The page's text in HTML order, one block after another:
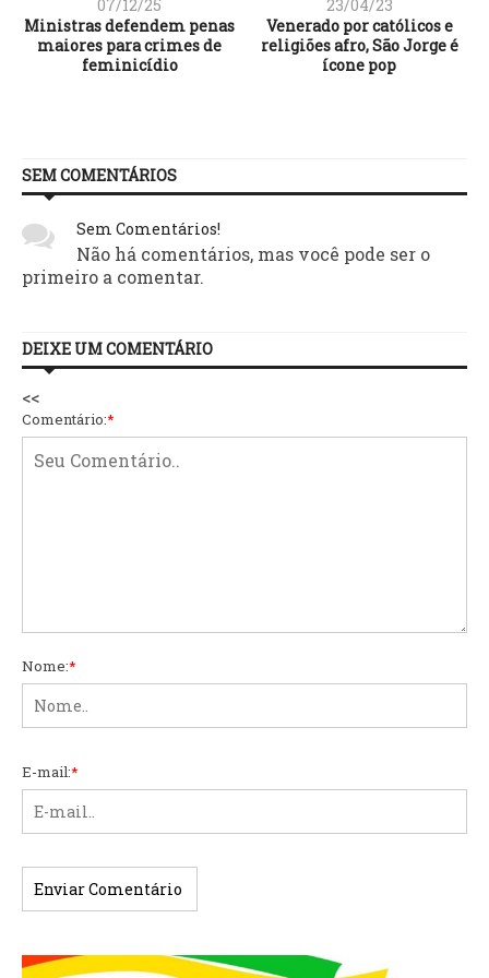
07/12/25
Ministras defendem penas
maiores para crimes de
feminicídio
23/04/23
Venerado por católicos e
religiões afro, São Jorge é
ícone pop
SEM COMENTÁRIOS
Sem Comentários!
Não há comentários, mas você pode ser o
primeiro a comentar.
DEIXE UM COMENTÁRIO
<<
Comentário:*
Nome:*
E-mail:*